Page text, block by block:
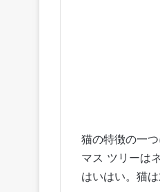
猫の特徴の一
マス ツリーは
はいはい。猫